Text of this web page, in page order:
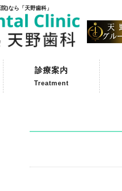
)なら「天野歯科」
診療案内
Treatment